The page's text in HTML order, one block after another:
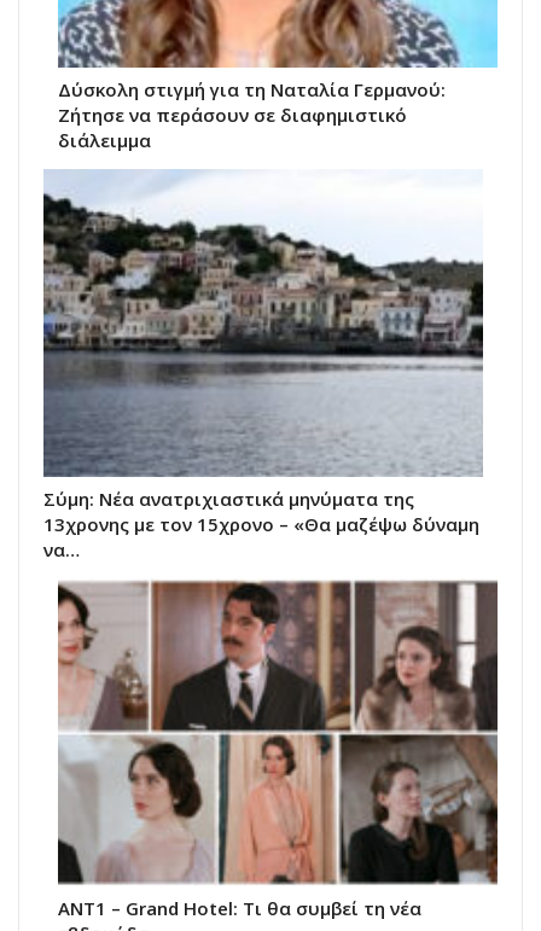
Δύσκολη στιγμή για τη Ναταλία Γερμανού:
Ζήτησε να περάσουν σε διαφημιστικό
διάλειμμα
Σύμη: Nέα ανατριχιαστικά μηνύματα της
13χρονης με τον 15χρονο – «Θα μαζέψω δύναμη
να…
ΑΝΤ1 – Grand Hotel: Τι θα συμβεί τη νέα